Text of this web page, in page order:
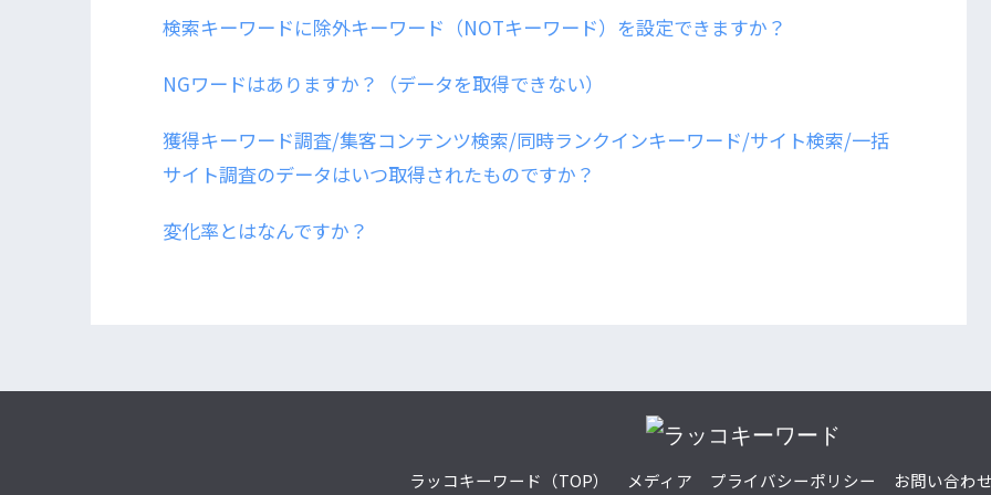
検索キーワードに除外キーワード（NOTキーワード）を設定できますか？
NGワードはありますか？（データを取得できない）
獲得キーワード調査/集客コンテンツ検索/同時ランクインキーワード/サイト検索/一括
サイト調査のデータはいつ取得されたものですか？
変化率とはなんですか？
ラッコキーワード（TOP） メディア プライバシーポリシー お問い合わせ